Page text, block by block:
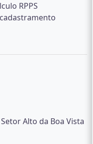
RPPS
Alto da Boa Vista